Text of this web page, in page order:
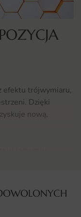
efektu trójwymiaru,
Dzięki
nową,
i cieniem,
3D